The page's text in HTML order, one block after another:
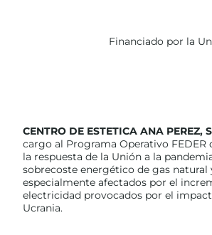
Financiado por la
CENTRO DE ESTETICA ANA PEREZ,
cargo al Programa Operativo FEDER
la respuesta de la Unión a la
sobrecoste energético de gas
especialmente afectados por el
electricidad provocados por el
Ucrania.